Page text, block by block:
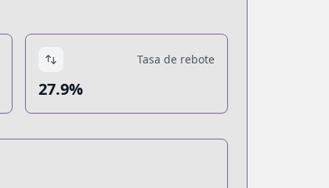
Tasa de rebote
27.9%